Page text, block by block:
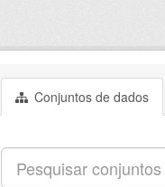
Conjuntos de dados